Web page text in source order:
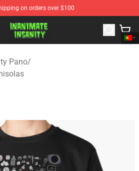
on orders over $100
Store - Official Inanimate Insanity
Pano/